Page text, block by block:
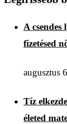
A
fizetésed
augusztus
Tíz
életed